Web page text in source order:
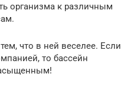
организма к различным
что в ней веселее. Если
то бассейн